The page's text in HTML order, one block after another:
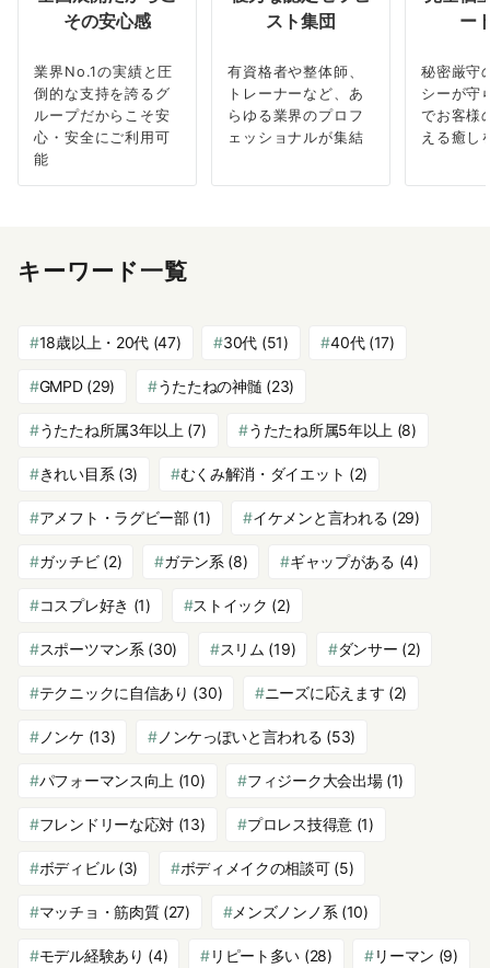
その安心感
業界No.1の実績と圧
倒的な支持を誇るグ
ループだからこそ安
心・安全にご利用可
能
スト集団
有資格者や整体師、
トレーナーなど、あ
らゆる業界のプロフ
ェッショナルが集結
ー
秘密厳守
シーが守
でお客様
える癒し
キーワード一覧
18歳以上・20代 (47) 30代 (51) 40代(17)
GMPD(29) うたたねの神髄 (23)
うたたね所属3年以上 (7) うたたね所属5年以上 (8)
きれい目系 (3) むくみ解消・ダイエット (2)
アメフト・ラグビー部(1) イケメンと言われる (29)
ガッチビ(2) ガテン系 (8) ギャップがある (4)
コスプレ好き (1) ストイック (2)
スポーツマン系 (30) スリム (19) ダンサー (2)
テクニックに自信あり (30) ニーズに応えます (2)
ノンケ (13) ノンケっぽいと言われる (53)
パフォーマンス向上 (10) フィジーク大会出場(1)
フレンドリーな応対 (13) プロレス技得意(1)
ボディビル(3) ボディメイクの相談可(5)
マッチョ・筋肉質(27) メンズノンノ系 (10)
モデル経験あり (4) リピート多い (28) リーマン (9)